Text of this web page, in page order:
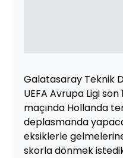
Galatasaray Teknik
UEFA Avrupa Ligi
maçında Hollanda
deplasmanda
eksiklerle
skorla dönmek